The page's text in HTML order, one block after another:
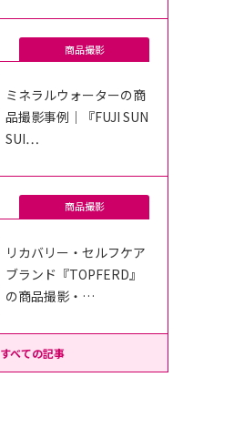
商品撮影
ミネラルウォーターの商
品撮影事例｜『FUJI SUN
SUI…
商品撮影
リカバリー・セルフケア
ブランド『TOPFERD』
の商品撮影・…
すべての記事